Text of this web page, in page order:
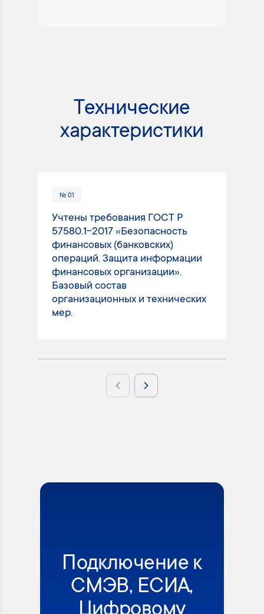
Технические
характеристики
№ 01
Учтены требования ГОСТ Р
57580.1-2017 «Безопасность
финансовых (банковских)
операций. Защита информации
финансовых организации».
Базовый состав
организационных и технических
мер.
Previous slideNext slide
Подключение к
СМЭВ, ЕСИА,